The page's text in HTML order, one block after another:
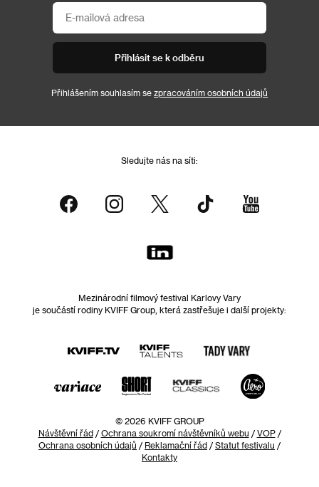
Přihlásit se k odběru
Přihlášením souhlasím se zpracováním osobních údajů
Sledujte nás na síti:
Mezinárodní filmový festival Karlovy Vary
je součástí rodiny KVIFF Group, která zastřešuje i další projekty:
© 2026 KVIFF GROUP
Návštěvní řád/ Ochrana soukromí návštěvníků webu / VOP/
Ochrana osobních údajů / Reklamační řád / Statut festivalu /
Kontakty